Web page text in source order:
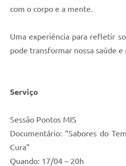
com o corpo e a mente.
Uma experiência para refletir
pode transformar nossa saúde e
Serviço
Sessão Pontos MIS
Documentário: “Sabores do
Cura”
Quando: 17/04 – 20h